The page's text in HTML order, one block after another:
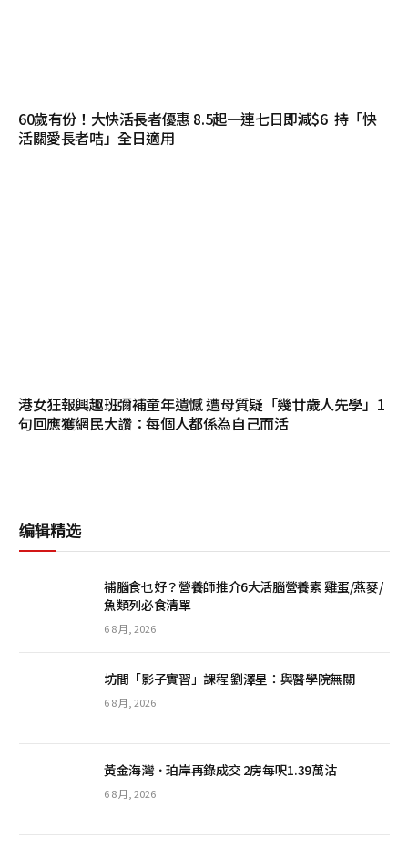
60歲有份！大快活長者優惠 8.5起一連七日即減$6 持「快
活關愛長者咭」全日適用
港女狂報興趣班彌補童年遺憾 遭母質疑「幾廿歲人先學」1
句回應獲網民大讚：每個人都係為自己而活
编辑精选
補腦食乜好？營養師推介6大活腦營養素 雞蛋/燕麥/
魚類列必食清單
6 8 月, 2026
坊間「影子實習」課程 劉澤星：與醫學院無關
6 8 月, 2026
黃金海灣．珀岸再錄成交 2房每呎1.39萬沽
6 8 月, 2026